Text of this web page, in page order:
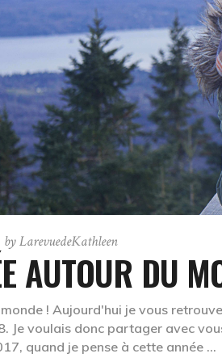
byLarevuedeKathleen
AUTOUR DU
! Aujourd'hui je vous
Je voulais donc partager avec
quand je pense à cette année